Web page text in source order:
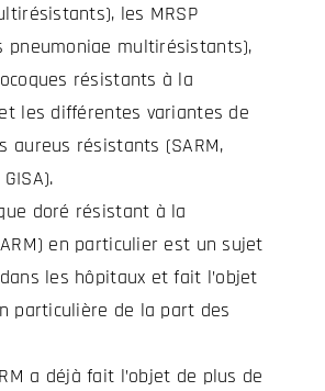
les MRSP
pneumoniae multirésistants),
résistants à la
les différentes variantes de
aureus résistants (SARM,
doré résistant à la
en particulier est un sujet
les hôpitaux et fait l’objet
particulière de la part des
a déjà fait l’objet de plus de